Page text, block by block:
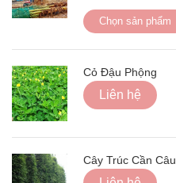
Chọn sản phẩm
Cỏ Đậu Phộng
Liên hệ
Cây Trúc Cần Câu